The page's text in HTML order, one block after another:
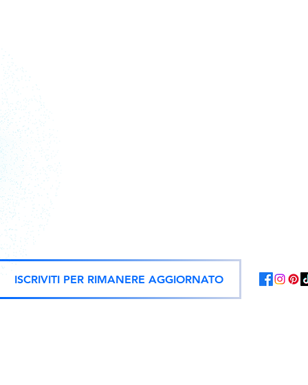
ISCRIVITI PER RIMANERE AGGIORNATO